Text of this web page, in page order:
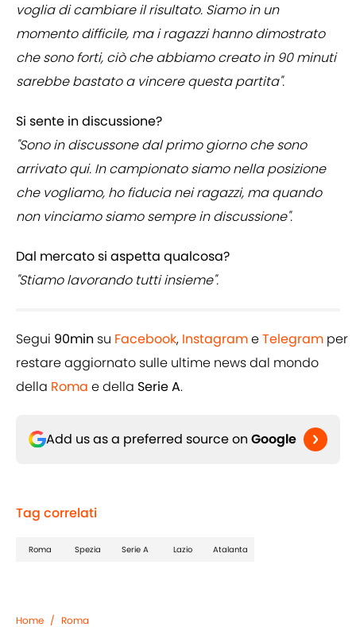
voglia di cambiare il risultato. Siamo in un
momento difficile, ma i ragazzi hanno dimostrato
che sono forti, ciò che abbiamo creato in 90 minuti
sarebbe bastato a vincere questa partita".
Si sente in discussione?
"Sono in discussone dal primo giorno che sono
arrivato qui. In campionato siamo nella posizione
che vogliamo, ho fiducia nei ragazzi, ma quando
non vinciamo siamo sempre in discussione".
Dal mercato si aspetta qualcosa?
"Stiamo lavorando tutti insieme".
Segui 90min su Facebook, InstagrameTelegram per
restare aggiornato sulle ultime news dal mondo
della Roma e della Serie A.
Add us as a preferred source on Google
Tag correlati
Roma Spezia Serie A Lazio Atalanta
Home / Roma